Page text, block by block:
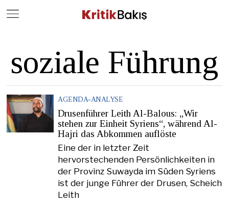
soziale Führung
AGENDA-ANALYSE
Drusenführer Leith Al-Balous: „Wir
stehen zur Einheit Syriens“, während Al-
Hajri das Abkommen auflöste
Eine der in letzter Zeit
hervorstechenden Persönlichkeiten in
der Provinz Suwayda im Süden Syriens
ist der junge Führer der Drusen, Scheich
Leith